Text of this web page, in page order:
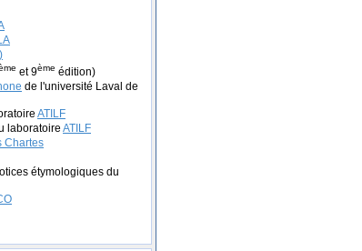
et 9ème édition)
de l'université Laval de
ATILF
laboratoire ATILF
Chartes
étymologiques du